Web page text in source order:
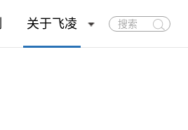
关于飞凌
搜
索